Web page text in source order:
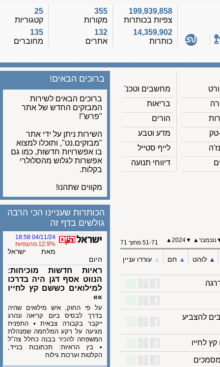
199,939,858
צפיות בכותרות
14,359,902
כותרות
355
מקורות
132
אתרים
קטגוריות
135
מחוברים
מחשבים וטכנ'
בריאות
הורים
מדע וטבע
לייף סטייל
דיווחי תנועה
ברוכים הבאים!
ברוכים הבאים לשירות
המבזקים החדש של אתר
"פרש"!
השירות ניתן על ידי אתר
"מבזקים.נט", ותוכלו למצוא
בו אפשרויות חדשות, כמו גם
אפשרות לגלוש מהסלולרי
בקלות.
מקווים שתהנו!
▲
▼
2024
▲ 51-71 מתוך 71
לוהט ▲︎ חם ▲︎ עוררו עניין
להצביע
הכותרות שעניינו הכי הרבה
גולשים בדף זה
04/11/24 18:58
12.9% מהצפיות
מאת ישראל
היום
ראיות חדשות מוכיחות:
הנווט אסף דגן היה בדרכו
למילואים כששם קץ לחייו
על פי החוק, איש מילואים שהיה
בדרך לבסיס ביום קריאה ונהרג
ייקבר בקבורה צבאית • התפנית
מגיעה על רקע המלחמה שמנהלת
המשפחה להכיר בבנה כחלל צה"ל
• בין הראיות: תכתובות בנייד,
הקלטות וערכות גילוח